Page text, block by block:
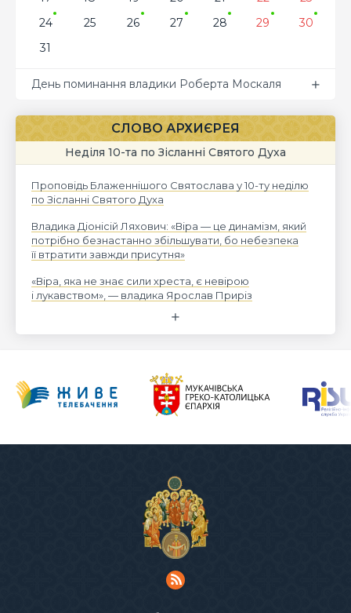
24
25 26 27 28 29
30
31
День поминання владики Роберта Москаля
СЛОВО АРХИЄРЕЯ
Неділя 10-та по Зісланні Святого Духа
Проповідь Блаженнішого Святослава у 10-ту неділю
по Зісланні Святого Духа
Владика Діонісій Ляхович: «Віра — це динамізм, який
потрібно безнастанно збільшувати, бо небезпека
її втратити завжди присутня»
«Віра, яка не знає сили хреста, є невірою
і лукавством», — владика Ярослав Приріз